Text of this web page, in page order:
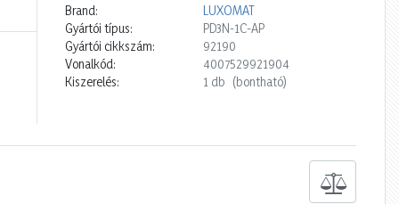
Brand:
LUXOMAT
Gyártói típus:
PD3N-1C-AP
Gyártói cikkszám:
92190
Vonalkód:
4007529921904
Kiszerelés:
1 db (bontható)